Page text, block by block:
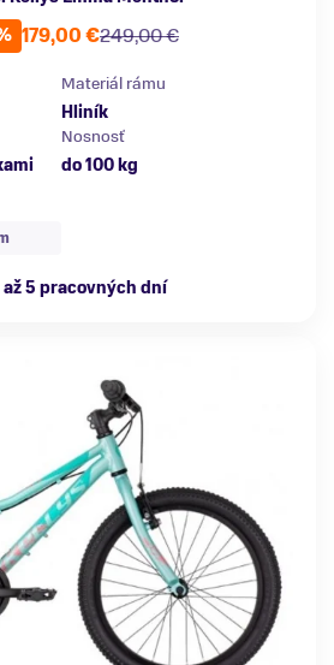
249,00 €
179,00 €
Materiál rámu
Hliník
Nosnosť
do 100 kg
5 pracovných dní